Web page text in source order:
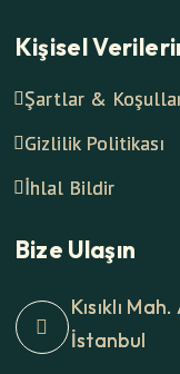
Kişisel
Şartlar &
Gizlilik Politikası
İhlal Bildir
Bize Ulaşın
Kısıklı
İstanbul